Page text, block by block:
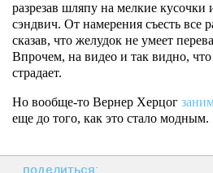
разрезав шляпу на мелкие кусочки
сэндвич. От намерения съесть все
сказав, что желудок не умеет
Впрочем, на видео и так видно,
страдает.
Но вообще-то Вернер Херцог
еще до того, как это стало модным.
поделиться: